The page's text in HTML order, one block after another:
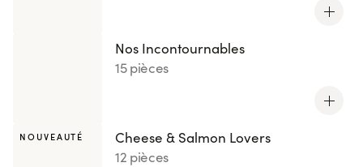
Nos Incontournables
15 pièces
NOUVEAUTÉ
Cheese & Salmon Lovers
12 pièces